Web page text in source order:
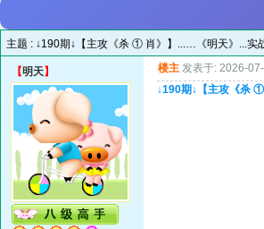
主题 : ↓190期↓【主攻《杀 ① 肖》】...…《明天》...实
【明天】 楼主 发表于: 2026-
↓190期↓【主攻《杀